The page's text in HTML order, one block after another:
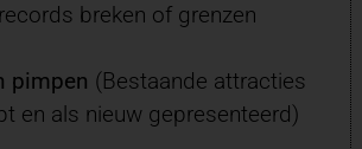
breken of grenzen
pimpen (Bestaande attracties
en als nieuw gepresenteerd)